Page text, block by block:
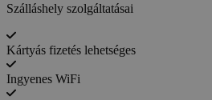
Szálláshely szolgáltatásai
Kártyás fizetés lehetséges
Ingyenes WiFi